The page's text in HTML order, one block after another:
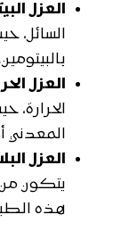
العزل
السائل،
بالبيتومين.
العزل
المعدني
العزل
يتكون
هذه